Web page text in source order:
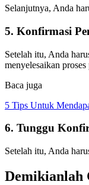
Selanjutnya, Anda
5. Konfirmasi
Setelah itu, Anda
menyelesaikan proses
Baca juga
5 Tips Untuk
6. Tunggu
Setelah itu, Anda
Demikianlah